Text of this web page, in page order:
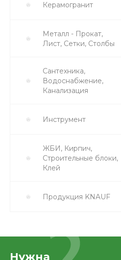
Керамогранит
Металл - Прокат,
Лист, Сетки, Столбы
Сантехника,
Водоснабжение,
Канализация
Инструмент
ЖБИ, Кирпич,
Строительные блоки,
Клей
Продукция KNAUF
Нужна